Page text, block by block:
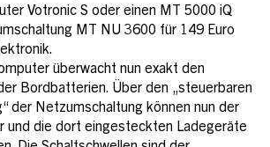
Votronic S oder einen MT 5000 iQ
MT NU 3600 für 149 Euro
überwacht nun exakt den
Bordbatterien. Über den „steuerbaren
der Netzumschaltung können nun der
und die dort eingesteckten Ladegeräte